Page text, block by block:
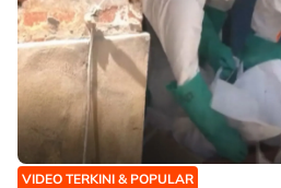
VIDEO TERKINI & POPULAR